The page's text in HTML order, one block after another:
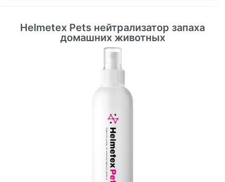
Helmetex Pets нейтрализатор запаха
домашних животных